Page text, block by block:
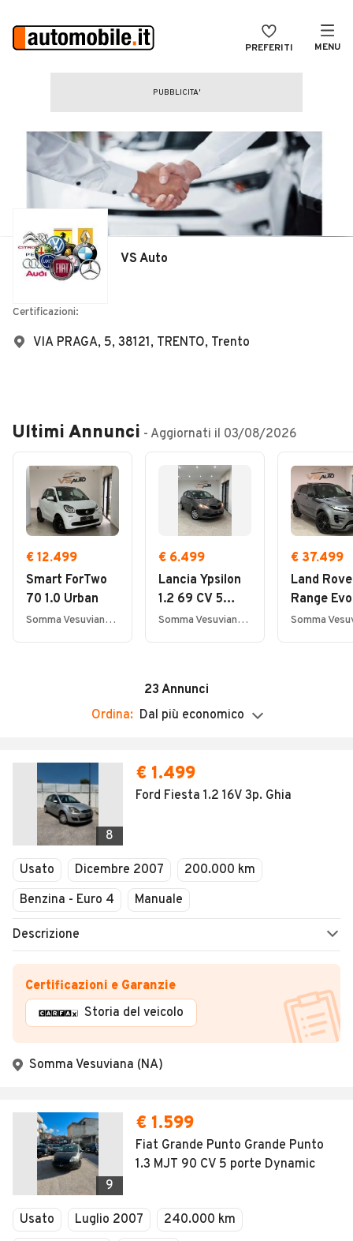
PREFERITI MENU
CERCA
Auto usate
Auto Km 0
Auto Nuove
Noleggio a lungo termine
Auto d'epoca
MAGAZINE
ACCEDI
VS Auto
Certificazioni:
VIA PRAGA, 5, 38121, TRENTO, Trento
Ultimi Annunci - Aggiornati il 03/08/2026
€ 12.499
Smart ForTwo
70 1.0 Urban
Somma Vesuviana (NA)
€ 6.499
Lancia Ypsilon
1.2 69 CV 5
porte Elle
Somma Vesuviana (NA)
€ 37.499
Land
Range
2.0D I4
23 Annunci
Ordina: Dal più economico
8
€ 1.499
Ford Fiesta 1.2 16V 3p. Ghia
Usato Dicembre 2007
200.000 km
Benzina - Euro 4
Manuale
Descrizione
Certificazioni e Garanzie
Storia del veicolo
Somma Vesuviana (NA)
9
€ 1.599
Fiat Grande Punto Grande Punto
1.3 MJT 90 CV 5 porte Dynamic
Usato Luglio 2007
240.000 km